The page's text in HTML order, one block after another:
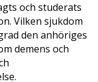
och studerats
Vilken sjukdom
den anhöriges
demens och